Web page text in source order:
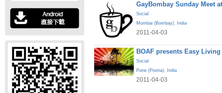
GayBombay Sunday Meet
Social
Mumbai (Bombay), India
2011-04-03
BOAF presents Easy
Social
Pune (Poona), India
2011-04-03